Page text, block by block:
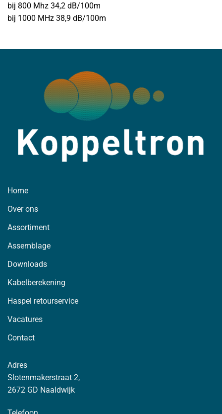
bij 800 Mhz 34,2 dB/100m
bij 1000 MHz 38,9 dB/100m
Home
Over ons
Assortiment
Assemblage
Downloads
Kabelberekening
Haspel retourservice
Vacatures
Contact
Adres
Slotenmakerstraat 2,
2672 GD Naaldwijk